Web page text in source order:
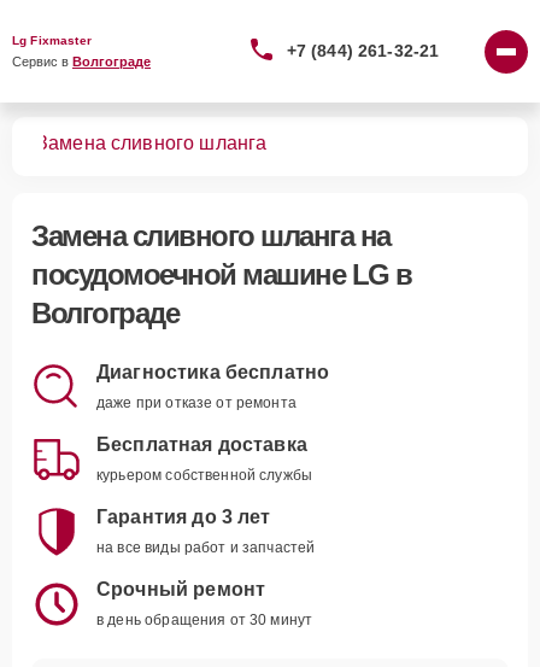
Lg Fixmaster
Сервис в Волгограде
+7 (844) 261-32-21
Замена сливного шланга
Замена сливного шлангана
посудомоечной машине LG в
Волгограде
Диагностика бесплатно
даже при отказе от ремонта
Бесплатная доставка
курьером собственной службы
Гарантия до 3 лет
на все виды работ и запчастей
Срочный ремонт
в день обращения от 30 минут